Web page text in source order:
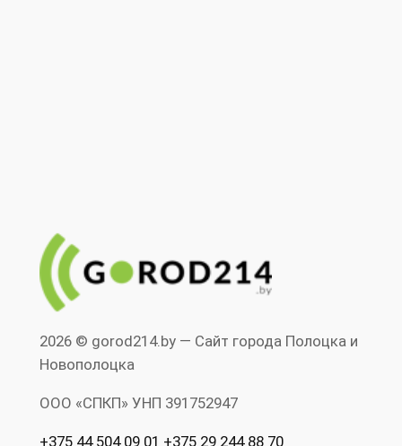
2026 © gorod214.by — Сайт города Полоцка и
Новополоцка
ООО «СПКП» УНП ‎391752947
+375 44 504 09 01 +375 29 244 88 70